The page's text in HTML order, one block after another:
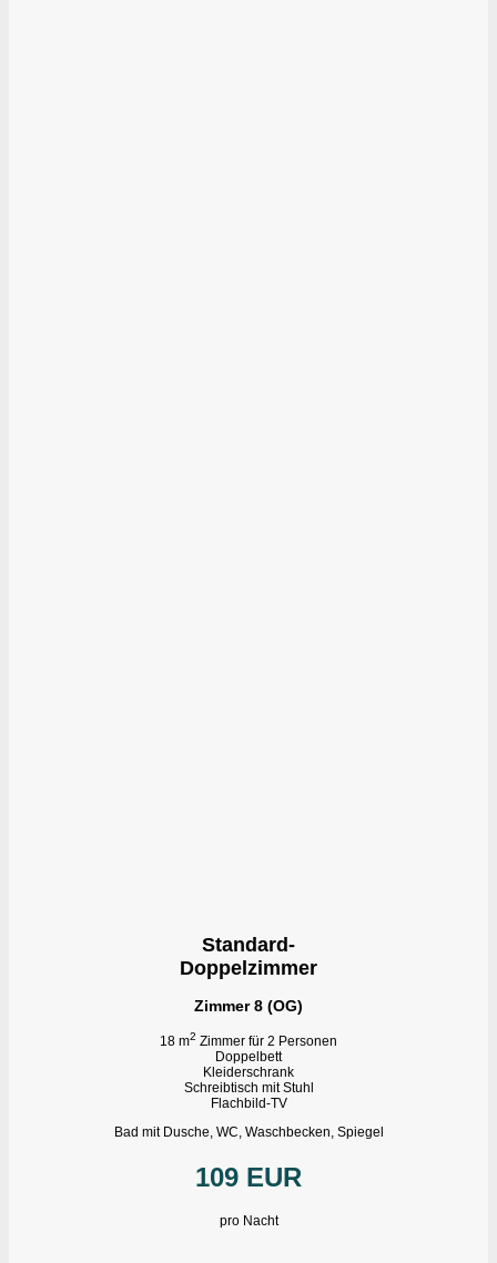
Standard-
Doppelzimmer
Zimmer 8 (OG)
18 m2 Zimmer für 2 Personen
Doppelbett
Kleiderschrank
Schreibtisch mit Stuhl
Flachbild-TV
Bad mit Dusche, WC, Waschbecken, Spiegel
109 EUR
pro Nacht